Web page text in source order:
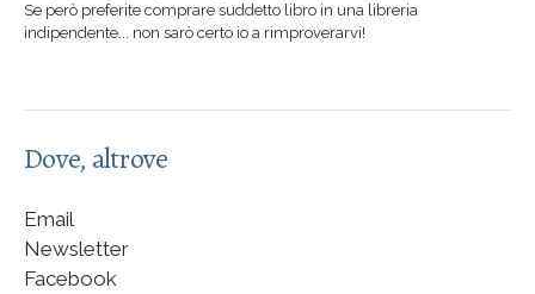
Se però preferite comprare suddetto libro in una libreria
indipendente... non sarò certo io a rimproverarvi!
Dove, altrove
Email
Newsletter
Facebook